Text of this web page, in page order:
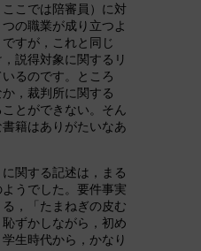
こでは陪審員）に対
の職業が成り立つよ
すが，これと同じ
説得対象に関するリ
るのです。ところ
，裁判所に関する
ことができない。そん
籍はありがたいなあ
に関する記述は，まる
うでした。要件事実
，「たまねぎの皮む
ずかしながら，初め
生時代から，かなり